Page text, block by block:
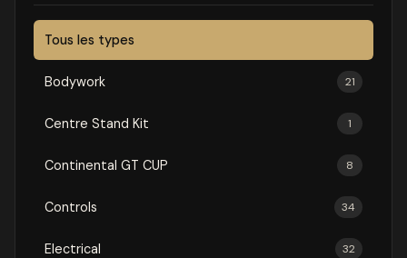
Tous les types
Bodywork 21
Centre Stand Kit 1
Continental GT CUP 8
Controls 34
Electrical 32